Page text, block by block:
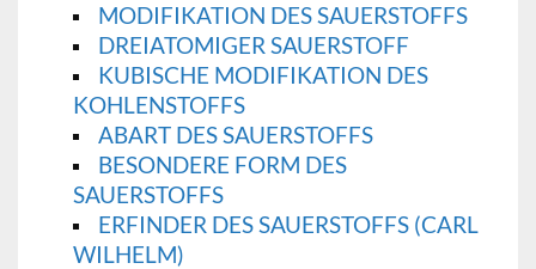
MODIFIKATION DES SAUERSTOFFS
DREIATOMIGER SAUERSTOFF
KUBISCHE MODIFIKATION DES
KOHLENSTOFFS
ABART DES SAUERSTOFFS
BESONDERE FORM DES
SAUERSTOFFS
ERFINDER DES SAUERSTOFFS (CARL
WILHELM)